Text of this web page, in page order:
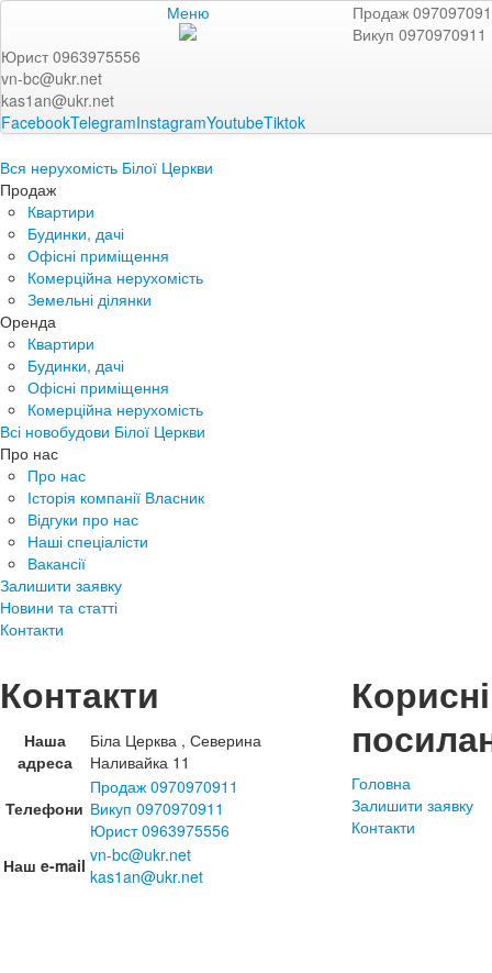
Меню
Продаж
Викуп 0970970911
Юрист 0963975556
vn-bc@ukr.net
kas1an@ukr.net
FacebookTelegramInstagramYoutubeTiktok
Вся нерухомість Білої Церкви
Продаж
Квартири
Будинки, дачі
Офісні приміщення
Комерційна нерухомість
Земельні ділянки
Оренда
Квартири
Будинки, дачі
Офісні приміщення
Комерційна нерухомість
Всі новобудови Білої Церкви
Про нас
Про нас
Історія компанії Власник
Відгуки про нас
Наші спеціалісти
Вакансії
Залишити заявку
Новини та статті
Контакти
Контакти
Наша
адреса
Біла Церква , Северина
Наливайка 11
Телефони
Продаж 0970970911
Викуп 0970970911
Юрист 0963975556
Наш e-mail vn-bc@ukr.net
kas1an@ukr.net
Корисні
Головна
Залишити заявку
Контакти